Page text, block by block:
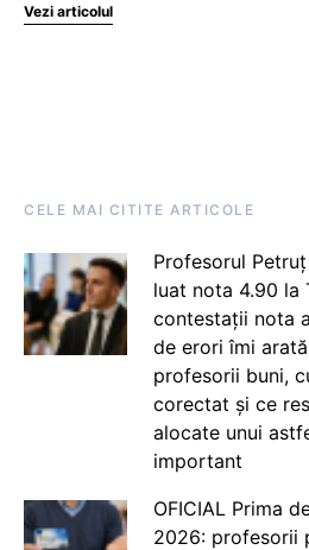
Vezi articolul
CELE MAI CITITE ARTICOLE
Profesorul
luat nota 4.90 la
contestații nota
de erori îmi
profesorii buni,
corectat și ce
alocate unui
important
OFICIAL Prima
2026: profesorii